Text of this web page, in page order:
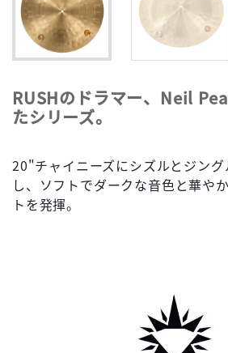
RUSHのドラマー、Neil
たシリーズ。
20"チャイニーズにシズルとジン
し、ソフトでダークな音色と華や
トを発揮。